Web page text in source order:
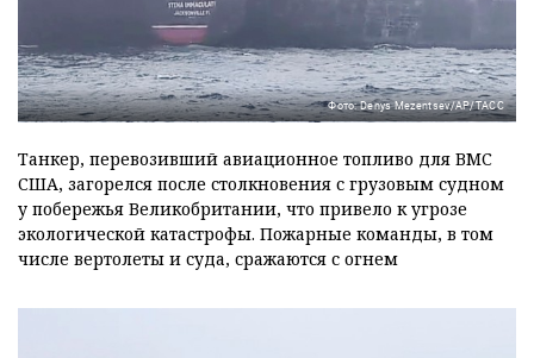
Фото: Denys Mezentsev/AP/ТАСС
Танкер, перевозивший авиационное топливо для ВМС
США, загорелся после столкновения с грузовым судном
у побережья Великобритании, что привело к угрозе
экологической катастрофы. Пожарные команды, в том
числе вертолеты и суда, сражаются с огнем